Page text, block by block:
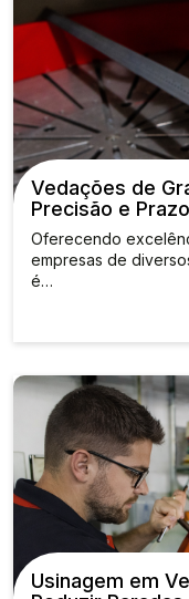
Vedações de
Precisão e
Oferecendo
empresas de
é…
Usinagem em